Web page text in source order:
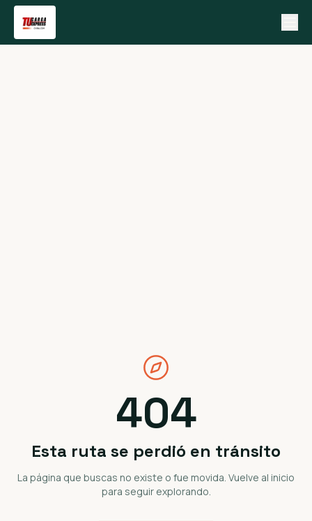
404
Esta ruta se perdió en tránsito
La página que buscas no existe o fue movida. Vuelve al inicio
para seguir explorando.